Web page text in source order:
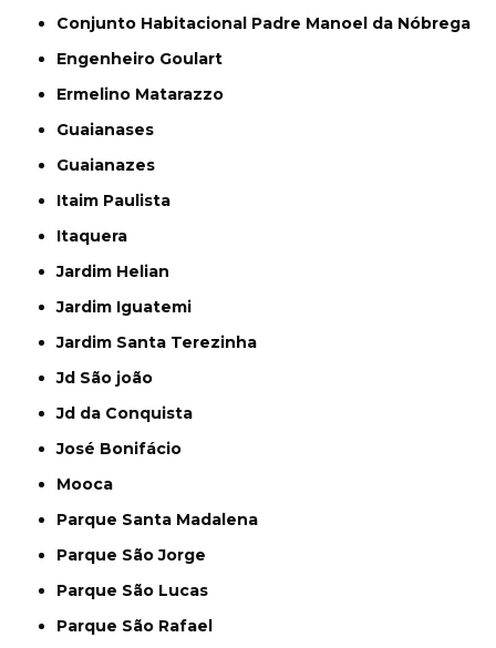
Conjunto Habitacional Padre Manoel da Nóbrega
Engenheiro Goulart
Ermelino Matarazzo
Guaianases
Guaianazes
Itaim Paulista
Itaquera
Jardim Helian
Jardim Iguatemi
Jardim Santa Terezinha
Jd São joão
Jd da Conquista
José Bonifácio
Mooca
Parque Santa Madalena
Parque São Jorge
Parque São Lucas
Parque São Rafael